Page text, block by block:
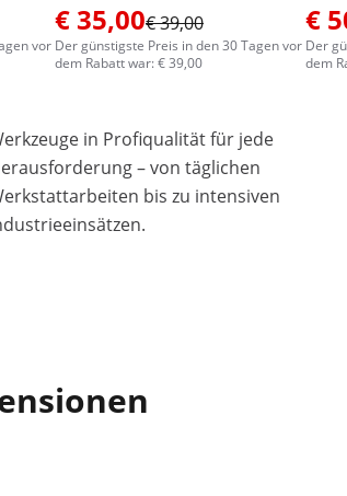
vor
€ 35,00€ 39,00
Der günstigste Preis in den 30 Tagen vor
dem Rabatt war: € 39,00
€
Der
dem
in Profiqualität für jede
– von täglichen
bis zu intensiven